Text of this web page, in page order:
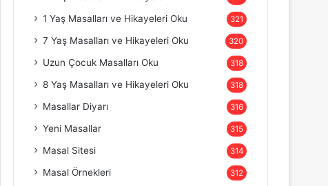
1 Yaş Masalları ve Hikayeleri Oku 321
7 Yaş Masalları ve Hikayeleri Oku 320
Uzun Çocuk Masalları Oku 318
8 Yaş Masalları ve Hikayeleri Oku 318
Masallar Diyarı 316
Yeni Masallar 315
Masal Sitesi 314
Masal Örnekleri 312